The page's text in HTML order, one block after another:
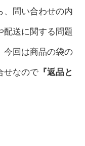
、問い合わせの内
配送に関する問題
今回は商品の袋の
せなので 『返品と